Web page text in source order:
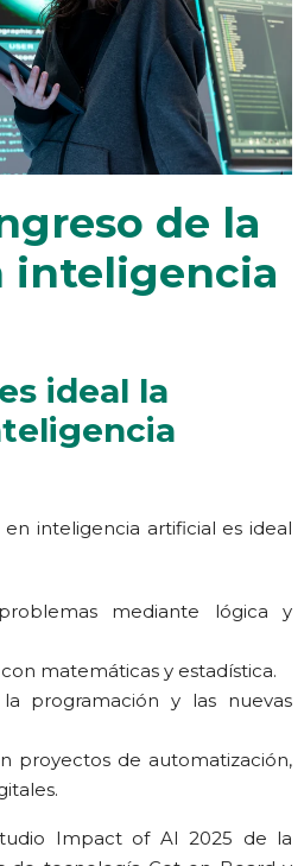
de la
inteligencia
ideal la
inteligencia artificial es ideal
mediante lógica y
matemáticas y estadística.
programación y las nuevas
proyectos de automatización,
Impact of AI 2025 de la